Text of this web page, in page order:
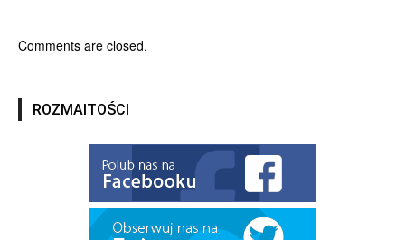
Comments are closed.
ROZMAITOŚCI